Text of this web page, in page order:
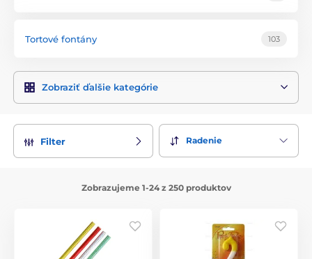
Tortové fontány 103
Zobraziť ďalšie kategórie
Filter Radenie
Zobrazujeme 1-24 z 250 produktov